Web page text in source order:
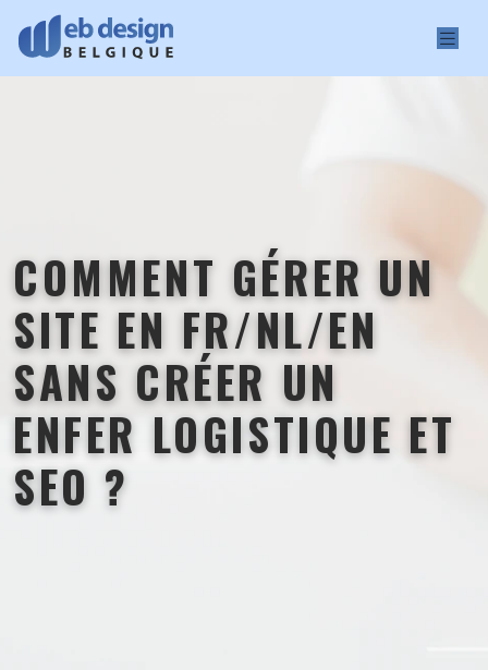
COMMENT GÉRER UN
SITE EN FR/NL/EN
SANS CRÉER UN
ENFER LOGISTIQUE ET
SEO ?